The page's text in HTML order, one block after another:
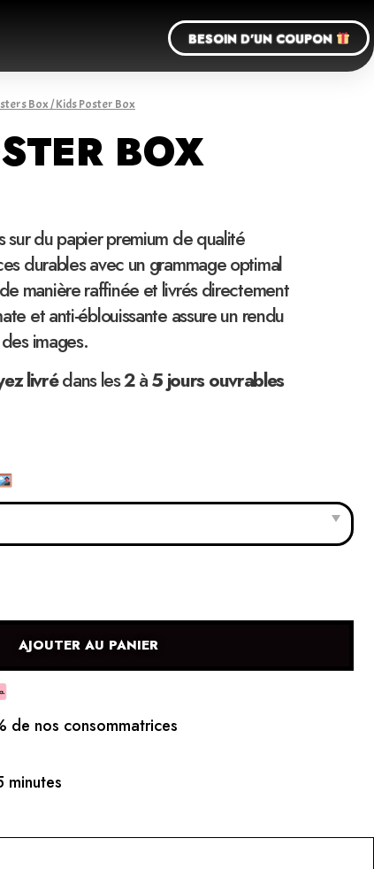
BESOIN D'UN COUPON
Box/ Kids Poster Box
BOX
sur du papier premium de qualité
durables avec un grammage optimal
manière raffinée et livrés directement
et anti-éblouissante assure un rendu
images.
livrédans les2à5 jours ouvrables
AJOUTER AU PANIER
de nos consommatrices
minutes